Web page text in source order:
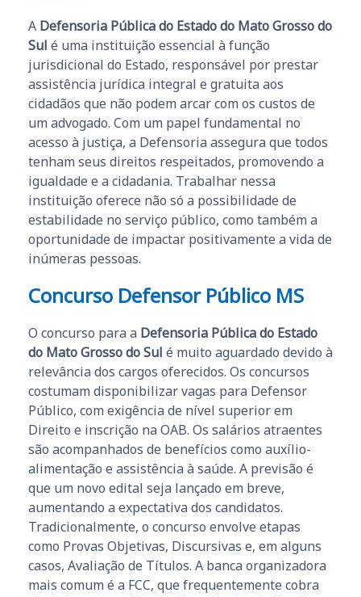
A Defensoria Pública do Estado do Mato Grosso do
Sul é uma instituição essencial à função
jurisdicional do Estado, responsável por prestar
assistência jurídica integral e gratuita aos
cidadãos que não podem arcar com os custos de
um advogado. Com um papel fundamental no
acesso à justiça, a Defensoria assegura que todos
tenham seus direitos respeitados, promovendo a
igualdade e a cidadania. Trabalhar nessa
instituição oferece não só a possibilidade de
estabilidade no serviço público, como também a
oportunidade de impactar positivamente a vida de
inúmeras pessoas.
Concurso Defensor Público MS
O concurso para a Defensoria Pública do Estado
do Mato Grosso do Sul é muito aguardado devido à
relevância dos cargos oferecidos. Os concursos
costumam disponibilizar vagas para Defensor
Público, com exigência de nível superior em
Direito e inscrição na OAB. Os salários atraentes
são acompanhados de benefícios como auxílio-
alimentação e assistência à saúde. A previsão é
que um novo edital seja lançado em breve,
aumentando a expectativa dos candidatos.
Tradicionalmente, o concurso envolve etapas
como Provas Objetivas, Discursivas e, em alguns
casos, Avaliação de Títulos. A banca organizadora
mais comum é a FCC, que frequentemente cobra